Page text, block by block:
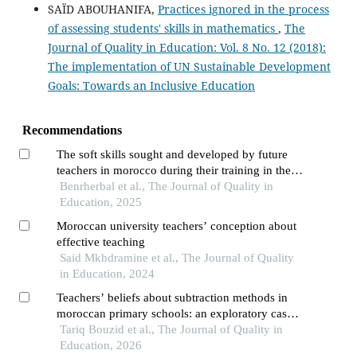
SAÏD ABOUHANIFA, Practices ignored in the process
of assessing students' skills in mathematics , The
Journal of Quality in Education: Vol. 8 No. 12 (2018):
The implementation of UN Sustainable Development
Goals: Towards an Inclusive Education
Recommendations
The soft skills sought and developed by future
teachers in morocco during their training in the
regional centers for education and training
professions (crmef)
Benrherbal et al., The Journal of Quality in
Education, 2025
Moroccan university teachers’ conception about
effective teaching
Said Mkhdramine et al., The Journal of Quality
in Education, 2024
Teachers’ beliefs about subtraction methods in
moroccan primary schools: an exploratory case
study in mathematics education
Tariq Bouzid et al., The Journal of Quality in
Education, 2026